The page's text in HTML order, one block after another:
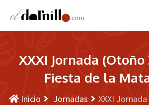
XXXI Jornada (Otoño
Fiesta de la
Inicio Jornadas
XXXI